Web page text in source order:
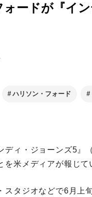
ードが『イ
ハリソン・フォード
ディ・ジョーンズ5』
を米メディアが報じて
スタジオなどで6月上